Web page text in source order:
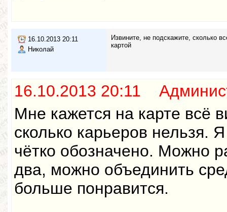
16.10.2013 20:11
Николай
Извините, не подскажите, сколько
картой
16.10.2013 20:11
Мне кажется на карте всё
сколько карьеров нельзя.
чётко обозначено. Можно
два, можно объединить
больше понравится.